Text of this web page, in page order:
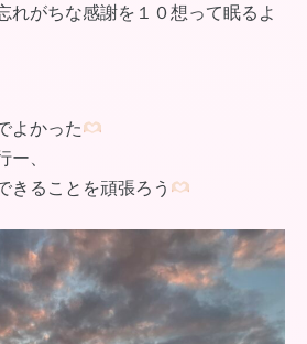
れがちな感謝を１０想って眠るよ
よかった
ー、
きることを頑張ろう